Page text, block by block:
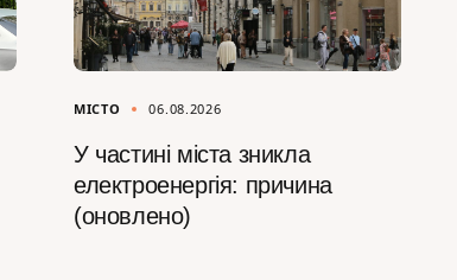
МІСТО 06.08.2026
У частині міста зникла
електроенергія: причина
(оновлено)